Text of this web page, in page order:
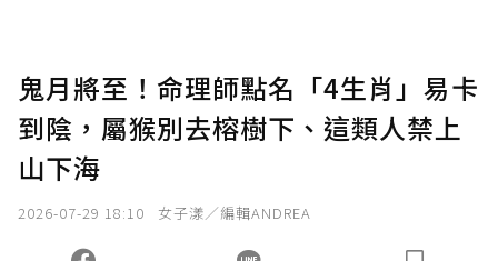
確認送出
您當前剩餘 U 利點數：0點；前往 購買點數
鬼月將至！命理師點名「4生肖」易卡
到陰，屬猴別去榕樹下、這類人禁上
山下海
2026-07-29 18:10 女子漾／編輯ANDREA